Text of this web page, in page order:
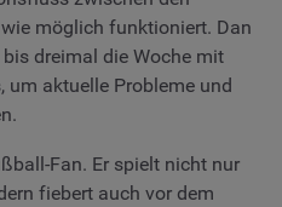
möglich funktioniert. Dan
dreimal die Woche mit
um aktuelle Probleme und
Fan. Er spielt nicht nur
fiebert auch vor dem